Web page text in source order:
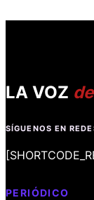
LA VOZ de
SÍGUENOS EN
PERIÓDICO